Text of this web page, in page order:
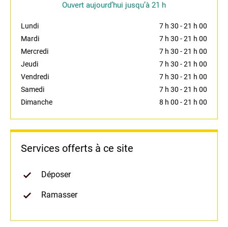
Ouvert aujourd’hui jusqu’à 21 h
Lundi 7 h 30 -21 h 00
Mardi
7 h 30 -21 h 00
Mercredi
7 h 30 -21 h 00
Jeudi
7 h 30 -21 h 00
Vendredi
7 h 30 -21 h 00
Samedi
7 h 30 -21 h 00
Dimanche
8 h 00 -21 h 00
Services offerts à ce site
Déposer
Ramasser